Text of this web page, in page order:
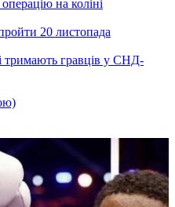
на коліні
20 листопада
тримають гравців у СНД-